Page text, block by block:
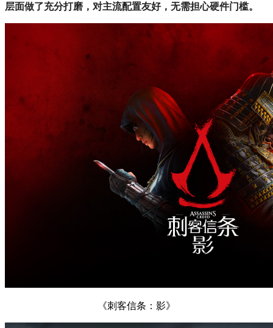
层面做了充分打磨，对主流配置友好，无需担心硬件门槛。
《刺客信条：影》